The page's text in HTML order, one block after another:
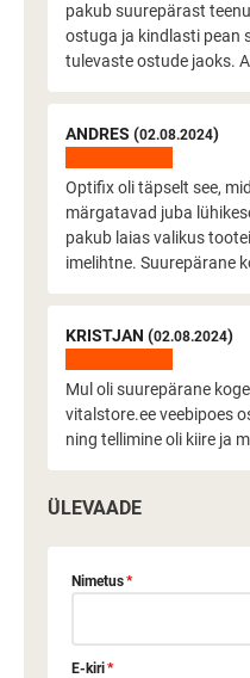
pakub suurepärast
ostuga ja kindlasti pean
tulevaste ostude jaoks.
ANDRES (02.08.2024)
Optifix oli täpselt see,
märgatavad juba
pakub laias valikus
imelihtne. Suurepärane
KRISTJAN (02.08.2024)
Mul oli suurepärane
vitalstore.ee veebipoes
ning tellimine oli kiire ja
ÜLEVAADE
Nimetus*
E-kiri*